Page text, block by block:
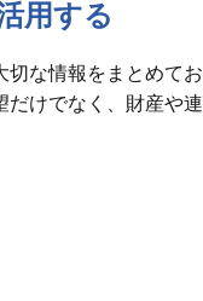
用する
切な情報をまとめてお
だけでなく、財産や連